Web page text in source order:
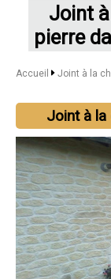
Joint
pierre
Accueil Joint à la
Joint à la